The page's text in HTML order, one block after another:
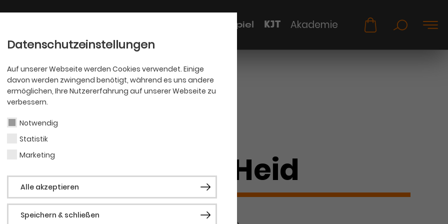
Datenschutzeinstellungen
Auf unserer Webseite werden Cookies verwendet. Einige
davon werden zwingend benötigt, während es uns andere
ermöglichen, Ihre Nutzererfahrung auf unserer Webseite zu
verbessern.
Notwendig
Statistik
Marketing
Alle akzeptieren
Speichern & schließen
Schauspiel KJT Akademie
Gioia Heid